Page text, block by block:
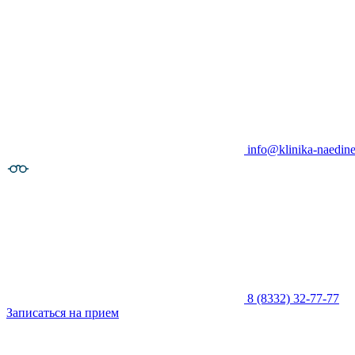
info@klinika-
8 (8332) 32-77-77
Записаться на прием